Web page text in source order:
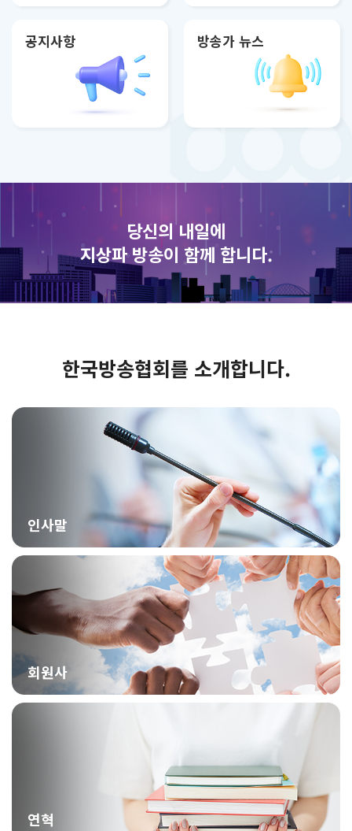
공지사항 방송가 뉴스
당신의 내일에
지상파 방송이 함께 합니다.
한국방송협회를 소개합니다.
인사말
회원사
연혁